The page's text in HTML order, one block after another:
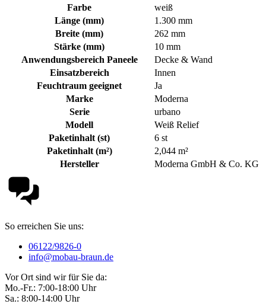
Farbe
weiß
Länge (mm)
1.300 mm
Breite (mm)
262 mm
Stärke (mm)
10 mm
Anwendungsbereich Paneele
Decke & Wand
Einsatzbereich
Innen
Feuchtraum geeignet
Ja
Marke
Moderna
Serie
urbano
Modell
Weiß Relief
Paketinhalt (st)
6 st
Paketinhalt (m²)
2,044 m²
Hersteller
Moderna GmbH & Co. KG
So erreichen Sie uns:
06122/9826-0
info@mobau-braun.de
Vor Ort sind wir für Sie da:
Mo.-Fr.: 7:00-18:00 Uhr
Sa.: 8:00-14:00 Uhr